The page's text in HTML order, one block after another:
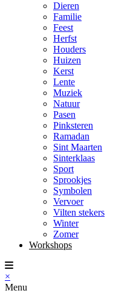
Dieren
Familie
Feest
Herfst
Houders
Huizen
Kerst
Lente
Muziek
Natuur
Pasen
Pinksteren
Ramadan
Sint Maarten
Sinterklaas
Sport
Sprookjes
Symbolen
Vervoer
Vilten stekers
Winter
Zomer
Workshops
×
Menu